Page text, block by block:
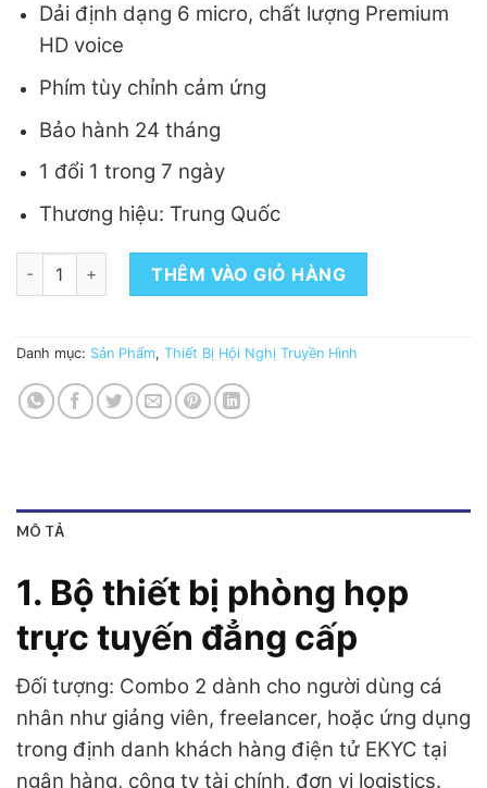
Dải định dạng 6 micro, chất lượng Premium
HD voice
Phím tùy chỉnh cảm ứng
Bảo hành 24 tháng
1 đổi 1 trong 7 ngày
Thương hiệu: Trung Quốc
COMBO 2: CAMERA UVC30-ROOM – LOA CP900 số lượng
THÊM VÀO GIỎ HÀNG
Danh mục: Sản Phẩm, Thiết Bị Hội Nghị Truyền Hình
MÔ TẢ
1. Bộ thiết bị phòng họp
trực tuyến đẳng cấp
Đối tượng: Combo 2 dành cho người dùng cá
nhân như giảng viên, freelancer, hoặc ứng dụng
trong định danh khách hàng điện tử EKYC tại
ngân hàng, công ty tài chính, đơn vị logistics.